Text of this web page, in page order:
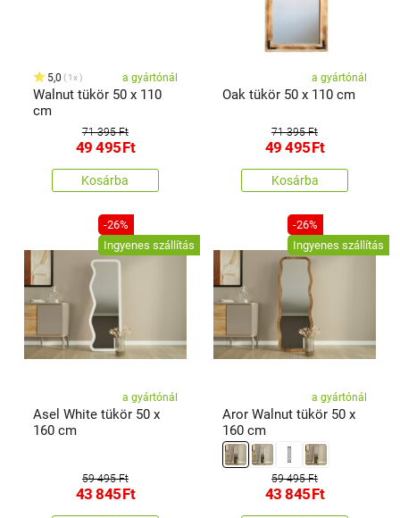
5,0 1x a gyártónál
Walnut tükör 50 x 110
cm
71 395 Ft
49 495Ft
Kosárba
a gyártónál
Oak tükör 50 x 110 cm
71 395 Ft
49 495Ft
Kosárba
-26%
Ingyenes szállítás
a gyártónál
Asel White tükör 50 x
160 cm
59 495 Ft
43 845Ft
-26%
Ingyenes szállítás
a gyártónál
Aror Walnut tükör 50 x
160 cm
59 495 Ft
43 845Ft